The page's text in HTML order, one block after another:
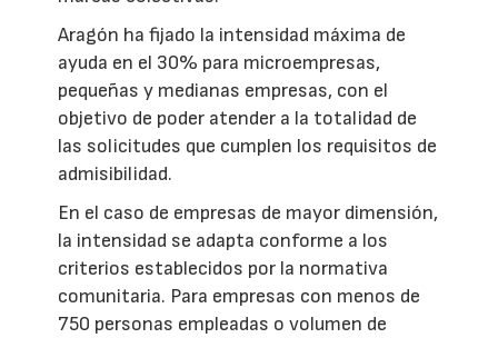
Aragón ha fijado la intensidad máxima de
ayuda en el 30% para microempresas,
pequeñas y medianas empresas, con el
objetivo de poder atender a la totalidad de
las solicitudes que cumplen los requisitos de
admisibilidad.
En el caso de empresas de mayor dimensión,
la intensidad se adapta conforme a los
criterios establecidos por la normativa
comunitaria. Para empresas con menos de
750 personas empleadas o volumen de